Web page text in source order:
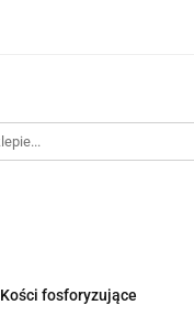
Kości fosforyzujące